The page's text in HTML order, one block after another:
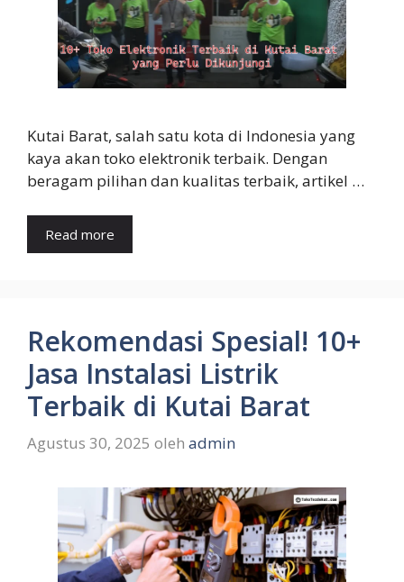
Kutai Barat, salah satu kota di Indonesia yang
kaya akan toko elektronik terbaik. Dengan
beragam pilihan dan kualitas terbaik, artikel …
Read more
Rekomendasi Spesial! 10+
Jasa Instalasi Listrik
Terbaik di Kutai Barat
Agustus 30, 2025 oleh admin